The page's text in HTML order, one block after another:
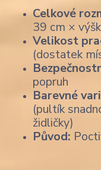
Celkové
39 cm ×
Velikost
(dostatek
popruh
Barevné
(pultík
židličky)
Původ: